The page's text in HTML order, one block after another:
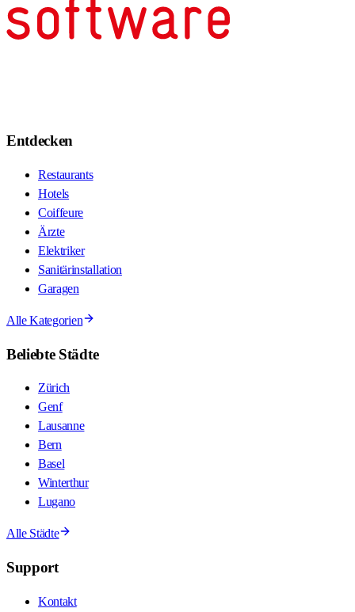
Entdecken
Restaurants
Hotels
Coiffeure
Ärzte
Elektriker
Sanitärinstallation
Garagen
Alle Kategorien
Beliebte Städte
Zürich
Genf
Lausanne
Bern
Basel
Winterthur
Lugano
Alle Städte
Support
Kontakt